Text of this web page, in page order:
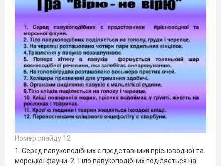
Номер слайду 12
1. Серед павукоподібних є представники прісноводної та
морської фауни. 2. Тіло павукоподібних поділяється на